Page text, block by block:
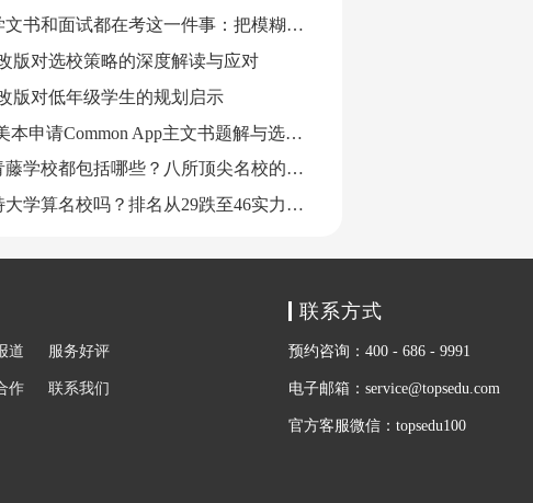
顶尖大学文书和面试都在考这一件事：把模糊关心变成精准问题
版对选校策略的深度解读与应对
版对低年级学生的规划启示
2026-27美本申请Common App主文书题解与选题指南
美国常青藤学校都包括哪些？八所顶尖名校的来历、成员与核心优势
罗切斯特大学算名校吗？排名从29跌至46实力依旧硬核
道 服务好评
作 联系我们
联系方式
预约咨询：400 - 686 - 9991
电子邮箱：service@topsedu.com
官方客服微信：topsedu100